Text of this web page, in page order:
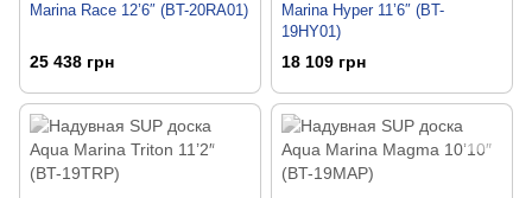
Marina Race 12’6″ (BT-20RA01)
25 438 грн
Marina Hyper 11’6″ (BT-
19HY01)
18 109 грн